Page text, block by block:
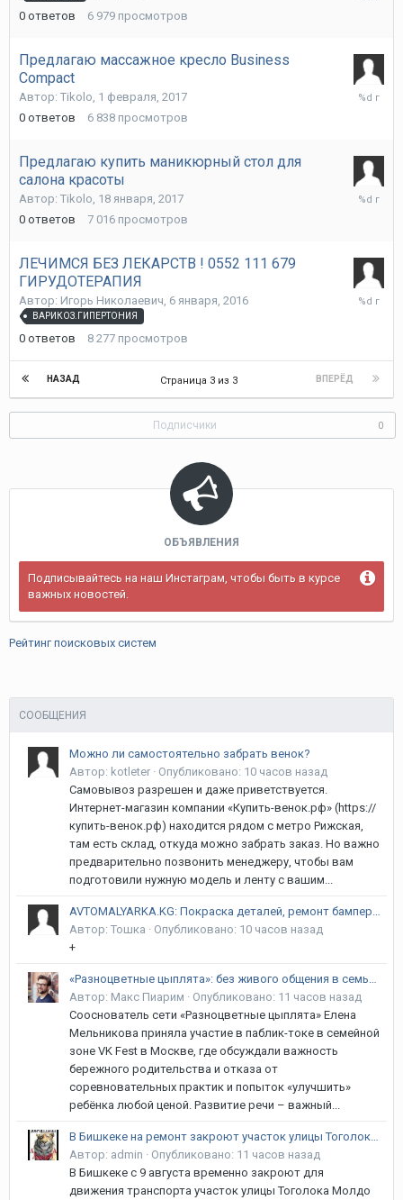
0 ответов 6 979 просмотров
Предлагаю массажное кресло Business
Compact
Автор: Tikolo, 1 февраля, 2017
0 ответов 6 838 просмотров
1
Предлагаю купить маникюрный стол для
салона красоты
Автор: Tikolo, 18 января, 2017
0 ответов 7 016 просмотров
18
ЛЕЧИМСЯ БЕЗ ЛЕКАРСТВ ! 0552 111 679
ГИРУДОТЕРАПИЯ
Автор: Игорь Николаевич, 6 января, 2016
ВАРИКОЗ.ГИПЕРТОНИЯ
0 ответов 8 277 просмотров
6
НАЗАД ВПЕРЁД
Страница 3 из 3
Подписчики 0
ОБЪЯВЛЕНИЯ
Подписывайтесь на наш Инстаграм, чтобы быть в курсе
важных новостей.
Рейтинг поисковых систем
СООБЩЕНИЯ
Можно ли самостоятельно забрать венок?
Автор: kotleter · Опубликовано: 10 часов назад
Самовывоз разрешен и даже приветствуется.
Интернет-магазин компании «Купить-венок.рф» (https://
купить-венок.рф) находится рядом с метро Рижская,
там есть склад, откуда можно забрать заказ. Но важно
предварительно позвонить менеджеру, чтобы вам
подготовили нужную модель и ленту с вашим...
Автор: Тошка · Опубликовано: 10 часов назад
+
Автор: Макс Пиарим · Опубликовано: 11 часов назад
Сооснователь сети «Разноцветные цыплята» Елена
Мельникова приняла участие в паблик-токе в семейной
зоне VK Fest в Москве, где обсуждали важность
бережного родительства и отказа от
соревновательных практик и попыток «улучшить»
ребёнка любой ценой. Развитие речи – важный...
Автор: admin · Опубликовано: 11 часов назад
В Бишкеке с 9 августа временно закроют для
движения транспорта участок улицы Тоголока Молдо